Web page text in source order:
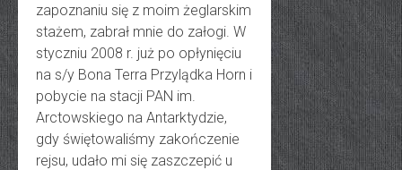
zapoznaniu się z moim żeglarskim
stażem, zabrał mnie do załogi. W
styczniu 2008 r. już po opłynięciu
na s/y Bona Terra Przylądka Horn i
pobycie na stacji PAN im.
Arctowskiego na Antarktydzie,
gdy świętowaliśmy zakończenie
rejsu, udało mi się zaszczepić u